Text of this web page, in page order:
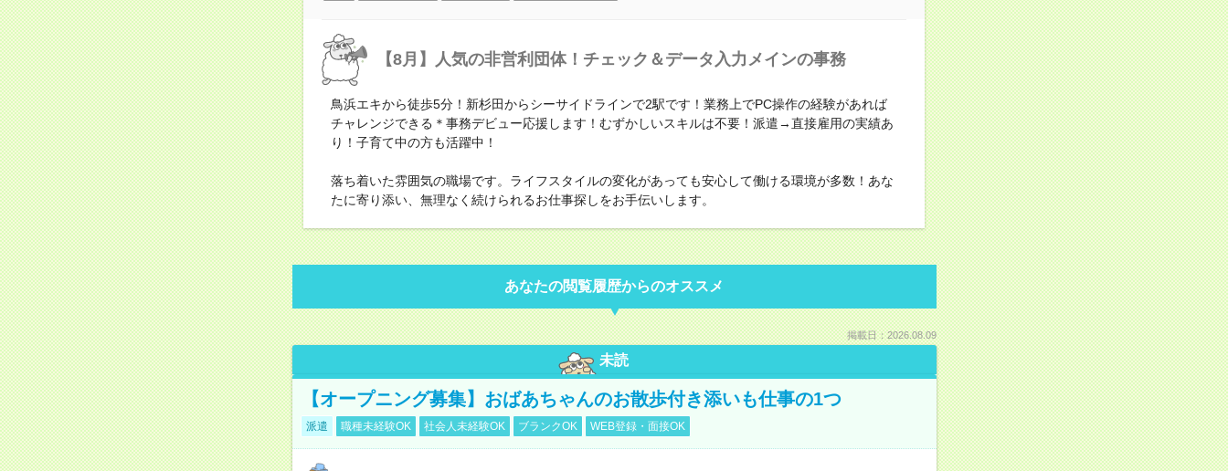
【8月】人気の非営利団体！チェック＆データ入力メインの事務
鳥浜エキから徒歩5分！新杉田からシーサイドラインで2駅です！業務上でPC操作の経験があれば
チャレンジできる＊事務デビュー応援します！むずかしいスキルは不要！派遣→直接雇用の実績あ
り！子育て中の方も活躍中！
落ち着いた雰囲気の職場です。ライフスタイルの変化があっても安心して働ける環境が多数！あな
たに寄り添い、無理なく続けられるお仕事探しをお手伝いします。
あなたの閲覧履歴からのオススメ
掲載日：2026.08.09
未読
【オープニング募集】おばあちゃんのお散歩付き添いも仕事の1つ
派遣 職種未経験OK 社会人未経験OK ブランクOK WEB登録・面接OK